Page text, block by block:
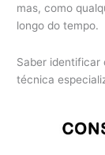
mas, como
longo do tempo.
Saber identificar
técnica